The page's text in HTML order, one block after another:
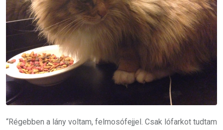
“Régebben a lány voltam, felmosófejjel. Csak lófarkot tudtam